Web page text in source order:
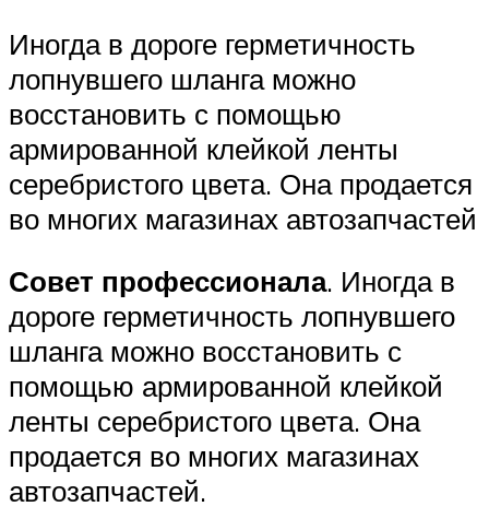
Иногда в дороге герметичность
лопнувшего шланга можно
восстановить с помощью
армированной клейкой ленты
серебристого цвета. Она продается
во многих магазинах автозапчастей
Совет профессионала. Иногда в
дороге герметичность лопнувшего
шланга можно восстановить с
помощью армированной клейкой
ленты серебристого цвета. Она
продается во многих магазинах
автозапчастей.